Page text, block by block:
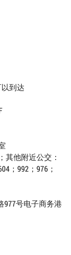
到达
其他附近公交：
；992；976；
977号电子商务港